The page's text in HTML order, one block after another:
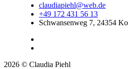
claudiapiehl@web.de
+49 172 431 56 13
Schwansenweg 7, 24354
2026 © Claudia Piehl